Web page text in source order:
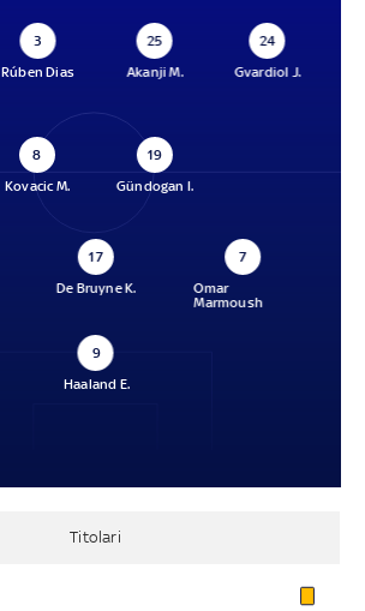
3
Rúben Dias
25
Akanji M.
24
Gvardiol J.
8
Kovacic M.
19
Gündogan I.
17
De Bruyne K.
7
Omar
Marmoush
9
Haaland E.
Titolari